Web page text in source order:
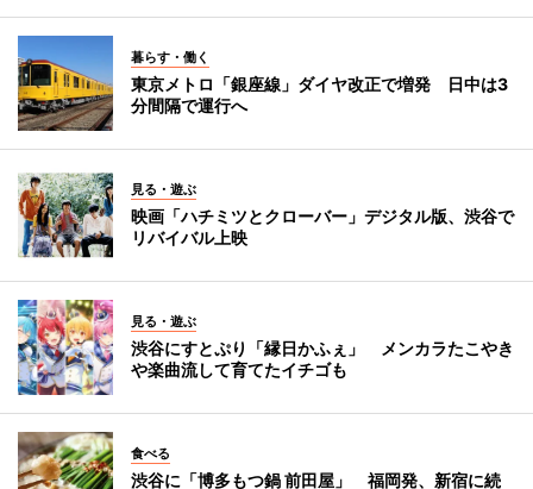
暮らす・働く
東京メトロ「銀座線」ダイヤ改正で増発 日中は3
分間隔で運行へ
見る・遊ぶ
映画「ハチミツとクローバー」デジタル版、渋谷で
リバイバル上映
見る・遊ぶ
渋谷にすとぷり「縁日かふぇ」 メンカラたこやき
や楽曲流して育てたイチゴも
食べる
渋谷に「博多もつ鍋 前田屋」 福岡発、新宿に続